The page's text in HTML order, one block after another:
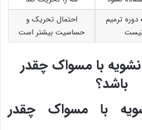
ترمیم
احتمال تحریک و
حساسیت بیشتر است
با مسواک چقدر